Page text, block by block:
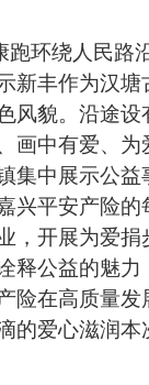
跑环绕人民路
新丰作为汉塘
风貌。沿途设
画中有爱、为
集中展示公益
兴平安产险
，开展为爱捐
释公益的魅力
险在高质量发
的爱心滋润本